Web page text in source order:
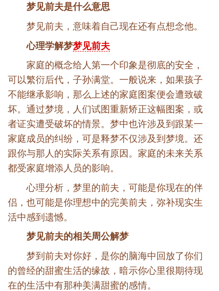
梦见前夫是什么意思
梦见前夫，意味着自己现在还有点想念他。
心理学解梦梦见前夫
家庭的概念给人第一个印象是彻底的安全，
可以繁衍后代，子孙满堂。一般说来，如果孩子
不能继承影响，那么上述的家庭图案便会遭致破
坏。通过梦境，人们试图重新矫正这幅图案，或
者证实遭受破坏的情景。梦中也许涉及到跟某一
家庭成员的纠纷，可是释梦不仅涉及到梦境。还
跟你与那人的实际关系有原因。家庭的未来关系
都受家庭增添人员的影响。
心理分析，梦里的前夫，可能是你现在的伴
侣，也可能是你理想中的完美前夫，弥补现实生
活中感到遗憾。
梦见前夫的相关周公解梦
梦到前夫对你好，是你的脑海中回放了你们
的曾经的甜蜜生活的缘故，暗示你心里很期待现
在的生活中有那种美满甜蜜的感情。